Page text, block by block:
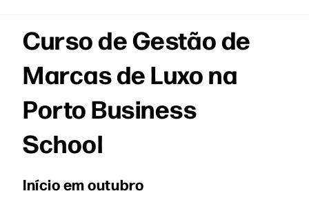
Curso de Gestão de
Marcas de Luxo na
Porto Business
School
Início em outubro